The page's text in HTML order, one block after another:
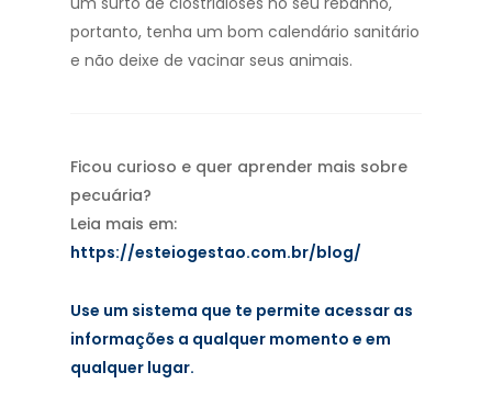
portanto, tenha um bom calendário sanitário
e não deixe de vacinar seus animais.
Ficou curioso e quer aprender mais sobre
pecuária?
Leia mais em:
https://esteiogestao.com.br/blog/
Use um sistema que te permite acessar as
informações a qualquer momento e em
qualquer lugar.